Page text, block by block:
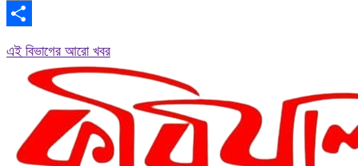
Copy
এই বিভাগের আরো খবর